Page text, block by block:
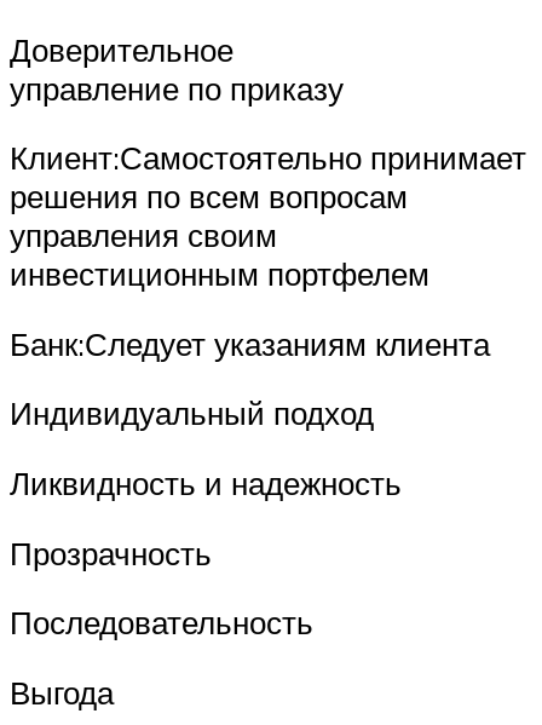
Доверительное
управление по приказу
Клиент:Самостоятельно принимает
решения по всем вопросам
управления своим
инвестиционным портфелем
Банк:Следует указаниям клиента
Индивидуальный подход
Ликвидность и надежность
Прозрачность
Последовательность
Выгода